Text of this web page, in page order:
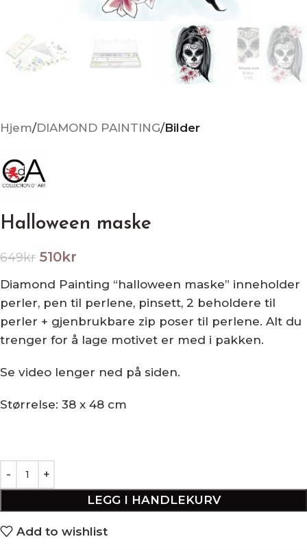
Hjem DIAMOND PAINTING Bilder
Halloween maske
649kr 510kr
Diamond Painting “halloween maske” inneholder
perler, pen til perlene, pinsett, 2 beholdere til
perler + gjenbrukbare zip poser til perlene. Alt du
trenger for å lage motivet er med i pakken.
Se video lenger ned på siden.
Størrelse: 38 x 48 cm
LEGG I HANDLEKURV
Add to wishlist